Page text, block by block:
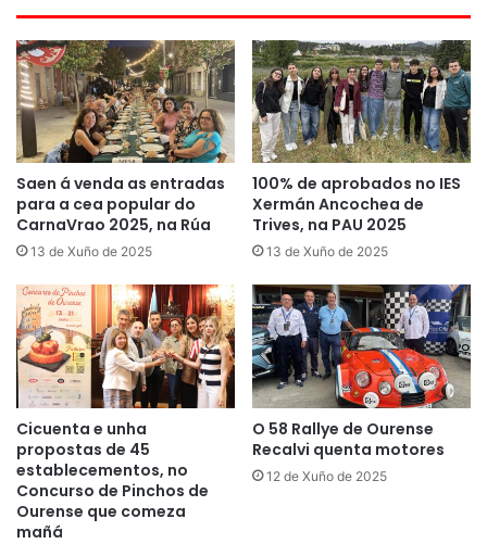
Saen á venda as entradas
para a cea popular do
CarnaVrao 2025, na Rúa
13 de Xuño de 2025
100% de aprobados no IES
Xermán Ancochea de
Trives, na PAU 2025
13 de Xuño de 2025
Cicuenta e unha
propostas de 45
establecementos, no
Concurso de Pinchos de
Ourense que comeza
mañá
O 58 Rallye de Ourense
Recalvi quenta motores
12 de Xuño de 2025